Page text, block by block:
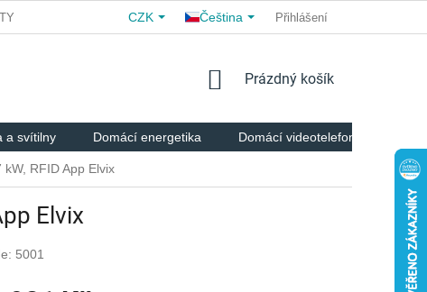
OBCHODNÍ PODMÍNKY PRO PARTNERY
CZK Čeština Přihlášení
NÁKUPNÍ
Prázdný košík
a svítilny Domácí energetika Domácí videotelefony
RFID App Elvix
Elvix
5001